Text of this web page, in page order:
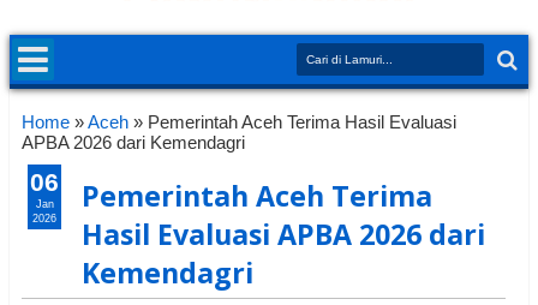
Home »Aceh » Pemerintah Aceh Terima Hasil Evaluasi
APBA 2026 dari Kemendagri
Pemerintah Aceh Terima
Hasil Evaluasi APBA 2026 dari
Kemendagri
06
Jan
2026